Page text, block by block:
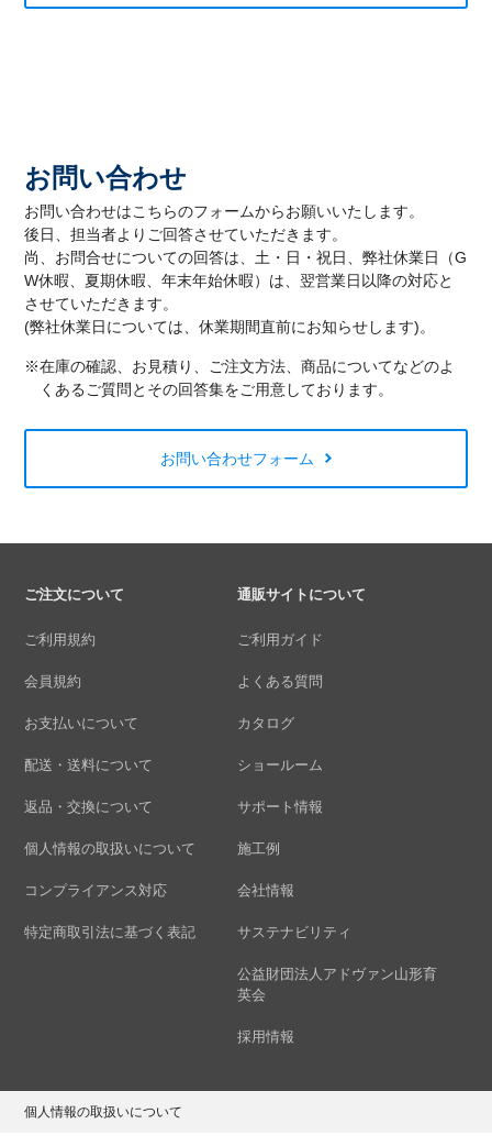
お問い合わせ
お問い合わせはこちらのフォームからお願いいたします。
後日、担当者よりご回答させていただきます。
尚、お問合せについての回答は、土・日・祝日、弊社休業日（G
W休暇、夏期休暇、年末年始休暇）は、翌営業日以降の対応と
させていただきます。
(弊社休業日については、休業期間直前にお知らせします)。
※在庫の確認、お見積り、ご注文方法、商品についてなどのよ
くあるご質問とその回答集をご用意しております。
お問い合わせフォーム
ご注文について
ご利用規約
会員規約
お支払いについて
配送・送料について
返品・交換について
個人情報の取扱いについて
コンプライアンス対応
特定商取引法に基づく表記
通販サイトについて
ご利用ガイド
よくある質問
カタログ
ショールーム
サポート情報
施工例
会社情報
サステナビリティ
公益財団法人アドヴァン山形育
英会
採用情報
個人情報の取扱いについて